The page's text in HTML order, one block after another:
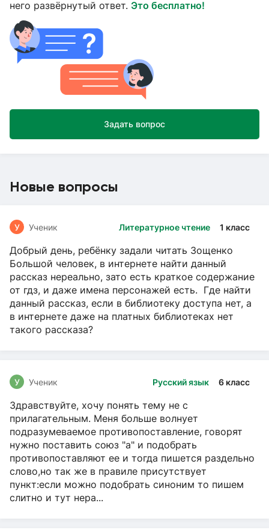
него развёрнутый ответ. Это бесплатно!
Задать вопрос
Новые вопросы
Литературное чтение 1 класс
У Ученик
Добрый день, ребёнку задали читать Зощенко
Большой человек, в интернете найти данный
рассказ нереально, зато есть краткое содержание
от гдз, и даже имена персонажей есть. Где найти
данный рассказ, если в библиотеку доступа нет, а
в интернете даже на платных библиотеках нет
такого рассказа?
Русский язык 6 класс
У Ученик
Здравствуйте, хочу понять тему не с
прилагательным. Меня больше волнует
подразумеваемое противопоставление, говорят
нужно поставить союз "а" и подобрать
противопоставляют ее и тогда пишется раздельно
слово,но так же в правиле присутствует
пункт:если можно подобрать синоним то пишем
слитно и тут нера...